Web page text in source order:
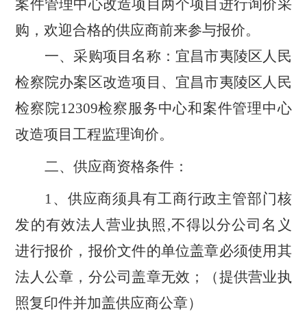
案件管理中心改造项目两个项目进行询价采
购，欢迎合格的供应商前来参与报价。
一、采购项目名称：宜昌市夷陵区人民
检察院办案区改造项目、宜昌市夷陵区人民
检察院12309检察服务中心和案件管理中心
改造项目工程监理询价。
二、供应商资格条件：
1、供应商须具有工商行政主管部门核
发的有效法人营业执照,不得以分公司名义
进行报价，报价文件的单位盖章必须使用其
法人公章，分公司盖章无效；（提供营业执
照复印件并加盖供应商公章）